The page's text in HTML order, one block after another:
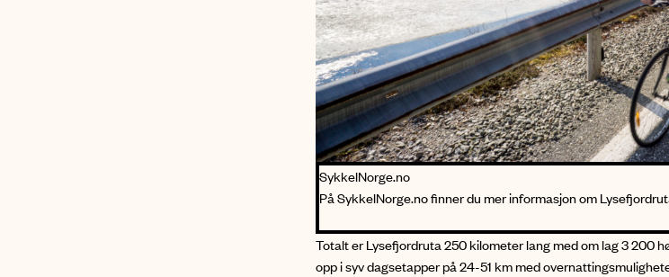
SykkelNorge.no
På SykkelNorge.no finner du mer informasjon om
Totalt er Lysefjordruta 250 kilometer lang med om lag 3 200
opp i syv dagsetapper på 24-51 km med